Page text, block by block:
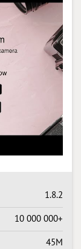
1.8.2
10 000 000+
45M